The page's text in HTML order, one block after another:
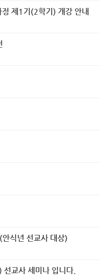
제1기(2학기) 개강 안내
식년 선교사 대상)
교사 세미나 입니다.